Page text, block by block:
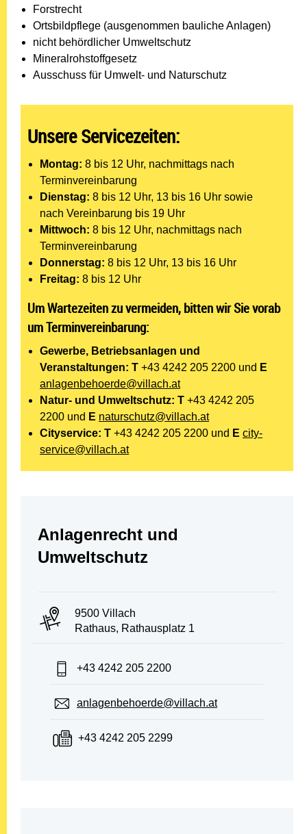
Forstrecht
Ortsbildpflege (ausgenommen bauliche Anlagen)
nicht behördlicher Umweltschutz
Mineralrohstoffgesetz
Ausschuss für Umwelt- und Naturschutz
Unsere Servicezeiten:
Montag: 8 bis 12 Uhr, nachmittags nach
Terminvereinbarung
Dienstag: 8 bis 12 Uhr, 13 bis 16 Uhr sowie
nach Vereinbarung bis 19 Uhr
Mittwoch: 8 bis 12 Uhr, nachmittags nach
Terminvereinbarung
Donnerstag: 8 bis 12 Uhr, 13 bis 16 Uhr
Freitag: 8 bis 12 Uhr
Um Wartezeiten zu vermeiden, bitten wir Sie vorab
um Terminvereinbarung:
Gewerbe, Betriebsanlagen und
Veranstaltungen: T +43 4242 205 2200 und E
anlagenbehoerde@villach.at
Natur- und Umweltschutz: T +43 4242 205
2200 und E naturschutz@villach.at
Cityservice: T +43 4242 205 2200 und E city-
service@villach.at
Abteilung:
Anlagenrecht und
Umweltschutz
PLZ und Ort:
9500 Villach
Adresse:
Rathaus, Rathausplatz 1
Telefon:
+43 4242 205 2200
E-Mail:
anlagenbehoerde@villach.at
Fax:
+43 4242 205 2299